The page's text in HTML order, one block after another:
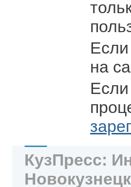
на
КузПресс: